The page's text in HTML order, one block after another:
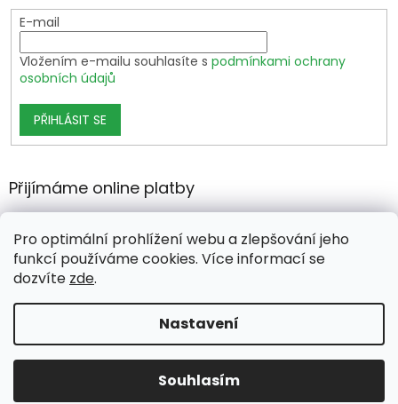
Pro optimální prohlížení webu a zlepšování jeho
funkcí používáme cookies. Více informací se
dozvíte zde.
Nastavení
Souhlasím
E-mail
Vložením e-mailu souhlasíte s podmínkami ochrany
osobních údajů
PŘIHLÁSIT SE
Přijímáme online platby
Vytvořil Shoptet Premium
Copyright 2026growshop.cz. Všechna práva vyhrazena.
Upravit nastavení cookies